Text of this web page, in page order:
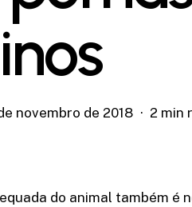
novembro de 2018 2 min
do animal também é